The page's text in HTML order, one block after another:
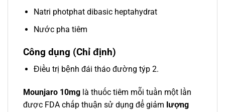
Natri photphat dibasic heptahydrat
Nước pha tiêm
Công dụng (Chỉ định)
Điều trị bệnh đái tháo đường týp 2.
Mounjaro 10mg là thuốc tiêm mỗi tuần một lần
được FDA chấp thuận sử dụng để giảm lượng